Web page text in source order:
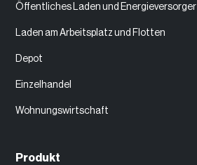
Öffentliches Laden und Energieversorger
Laden am Arbeitsplatz und Flotten
Depot
Einzelhandel
Wohnungswirtschaft
Produkt